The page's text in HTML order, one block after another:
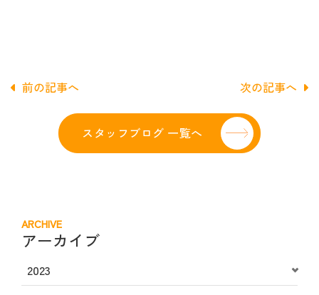
前の記事へ 次の記事へ
スタッフブログ 一覧へ
ARCHIVE
アーカイブ
2023